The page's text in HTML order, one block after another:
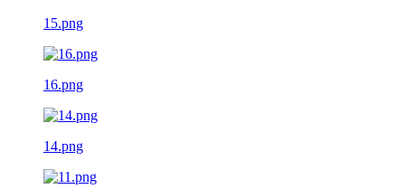
15.png
16.png
14.png